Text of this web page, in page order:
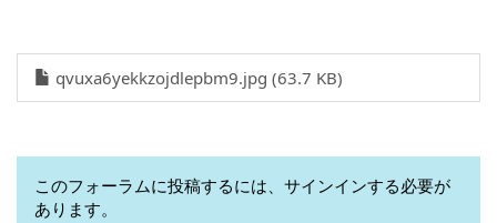
qvuxa6yekkzojdlepbm9.jpg (63.7 KB)
このフォーラムに投稿するには、サインインする必要が
あります。